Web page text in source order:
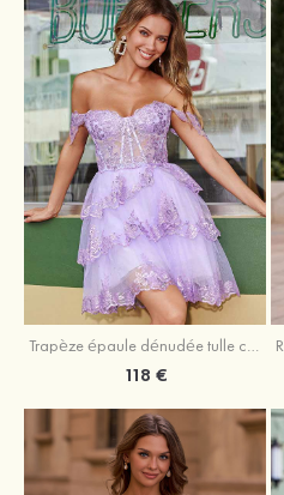
Trapèze épaule dénudée tulle courte/mini robe de fête de la rentrée avec paillettes
118 €